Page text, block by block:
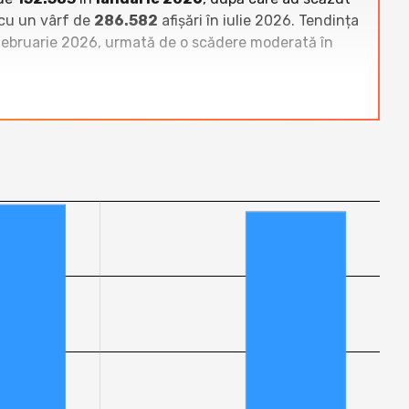
un vârf de 286.582 afișări în iulie 2026. Tendința
2026, urmată de o scădere moderată în
de marii jucători precum
vizitatori unici). Totuși, techzilla.ro domină
cinilea cel mai vizitat site tech din România, cu